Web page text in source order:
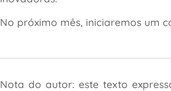
No próximo mês, iniciaremos um
Nota do autor: este texto